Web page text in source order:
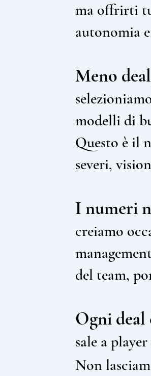
ma offrirti
autonomia
Meno
modelli di
Questo è il
severi,
I numeri
creiamo
del team,
Ogni deal
sale a
Non